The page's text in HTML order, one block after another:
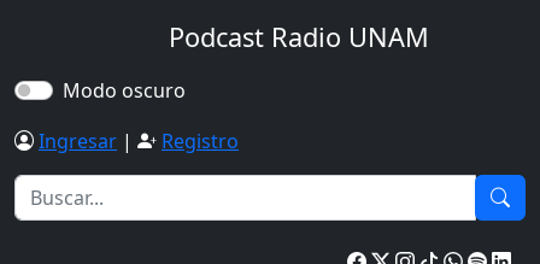
Podcast Radio UNAM
Modo oscuro
Ingresar | Registro